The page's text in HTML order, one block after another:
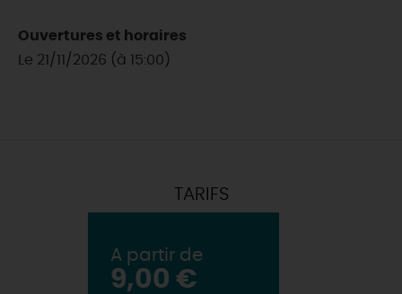
Ouvertures et horaires
Le 21/11/2026 (à 15:00)
TARIFS
A partir de
9,00 €